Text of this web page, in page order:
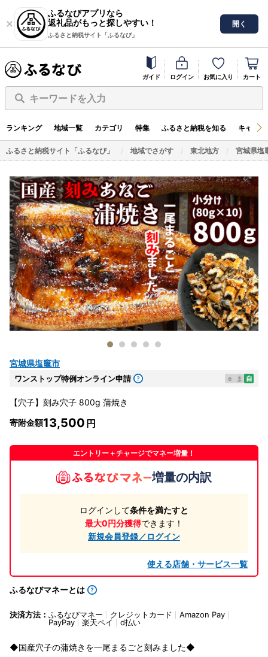
ふるなびアプリなら
返礼品がもっと探しやすい！
ふるさと納税サイト「ふるなび」
開く
ガイド ログイン お気に入り カート
キーワードを入力
ランキング 地域一覧 カテゴリ 特集 ふるさと納税を知る キャン
ふるさと納税サイト「ふるなび」 地域でさがす 東北地方 宮城県塩
宮城県塩竈市
ワンストップ特例オンライン申請 e ま 自
【穴子】刻み穴子 800g 蒲焼き
寄附金額13,500
エントリー＋チャージでマネー増量！
増量の内訳
ログインして条件を満たすと
最大0円分獲得できます！
新規会員登録／ログイン
使える店舗・サービス一覧
ふるなびマネーとは
決済方法： ふるなびマネー クレジットカード
Amazon Pay
PayPay
楽天ペイ d払い
◆国産穴子の蒲焼きを一尾まるごと刻みました◆